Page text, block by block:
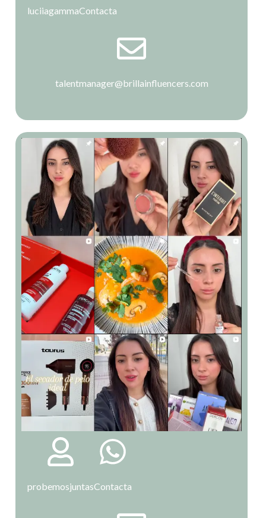
luciiagammaContacta
talentmanager@brillainfluencers.com
probemosjuntasContacta